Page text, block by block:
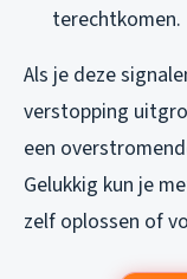
terechtkomen.
Als je deze
verstopping
een
Gelukkig kun je
zelf oplossen of